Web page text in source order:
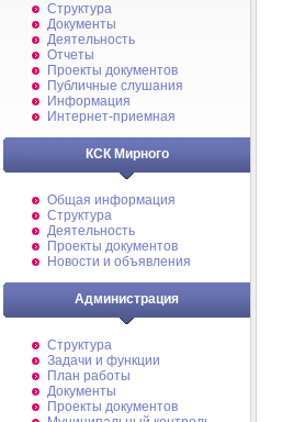
Структура
Документы
Деятельность
Отчеты
Проекты документов
Публичные слушания
Информация
Интернет-приемная
КСК Мирного
Общая информация
Структура
Деятельность
Проекты документов
Новости и объявления
Администрация
Структура
Задачи и функции
План работы
Документы
Проекты документов